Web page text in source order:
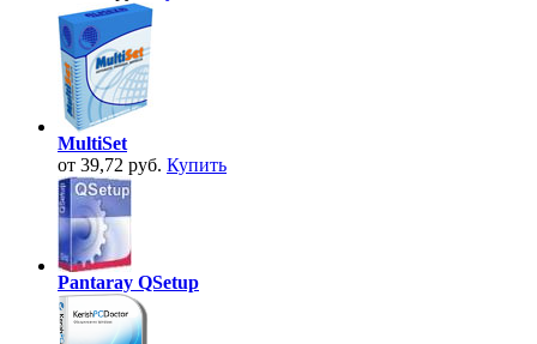
MultiSet
от 39,72 руб. Купить
Pantaray QSetup